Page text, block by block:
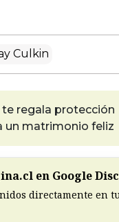
Culkin
te regala protección
un matrimonio feliz
en Google
directamente en